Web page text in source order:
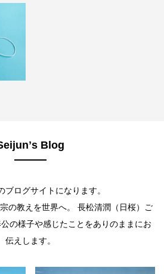
Blog
ブログサイトになります。
の教えを世界へ。 長松清潤（日桜）ご
の様子や感じたことをありのままにお
伝えします。